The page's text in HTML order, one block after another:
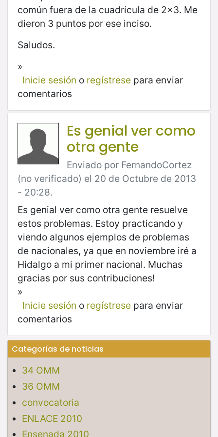
común fuera de la cuadrícula de 2x3. Me
dieron 3 puntos por ese inciso.
Saludos.
»
Inicie sesión o regístresepara enviar
comentarios
Es genial ver como
otra gente
Enviado por FernandoCortez
(no verificado) el 20 de Octubre de 2013
- 20:28.
Es genial ver como otra gente resuelve
estos problemas. Estoy practicando y
viendo algunos ejemplos de problemas
de nacionales, ya que en noviembre iré a
Hidalgo a mi primer nacional. Muchas
gracias por sus contribuciones!
»
Inicie sesión o regístresepara enviar
comentarios
Categorías de noticias
34 OMM
36 OMM
convocatoria
ENLACE 2010
Ensenada 2010